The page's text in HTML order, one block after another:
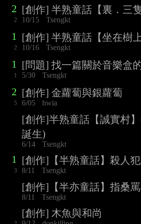
2
2
[創作] 半熟童話【裏．三隻
10/15 Tsengkt
1
2
[創作] 半熟童話【坐在樹
10/16 Tsengkt
1
1
[問題] 找一篇關於音樂盒
5/30 Tsengkt
2
5
[創作] 金蘿蔔與銀蘿蔔
6/05 hwia
[創作]半熟童話【誠實村
誕生)
6/14 Tsengkt
1
3
[創作]【半熟童話】殺人
8/11 Tsengkt
[創作]【半亦童話】指桑
8/11 Tsengkt
[創作] 木魚與和尚